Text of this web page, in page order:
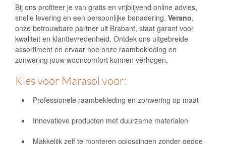
Bij ons profiteer je van gratis en vrijblijvend online advies,
snelle levering en een persoonlijke benadering. Verano,
onze betrouwbare partner uit Brabant, staat garant voor
kwaliteit en klanttevredenheid. Ontdek ons uitgebreide
assortiment en ervaar hoe onze raambekleding en
zonwering jouw wooncomfort kunnen verhogen.
Kies voor Marasol voor:
Professionele raambekleding en zonwering op maat
Innovatieve producten met duurzame materialen
Makkelijk zelf te monteren oplossingen zonder gedoe